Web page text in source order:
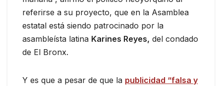
referirse a su proyecto, que en la Asamblea
estatal está siendo patrocinado por la
asambleísta latina Karines Reyes, del condado
de El Bronx.
Y es que a pesar de que la publicidad “falsa y